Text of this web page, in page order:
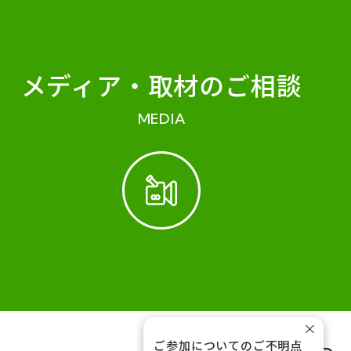
メディア・ 取材のご相談
MEDIA
ご参加についてのご不明点
×